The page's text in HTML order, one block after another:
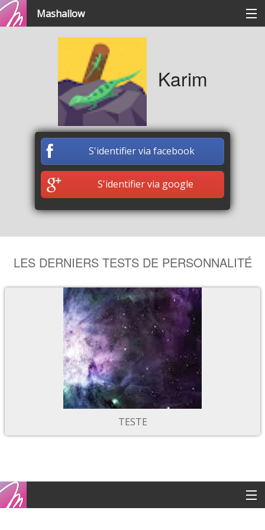
Mashallow
Se connecter / s'inscrire
Créer une battle
Créer un quizz
Karim
S'identifier via facebook
S'identifier via google
LES DERNIERS TESTS DE PERSONNALITÉ
TESTE